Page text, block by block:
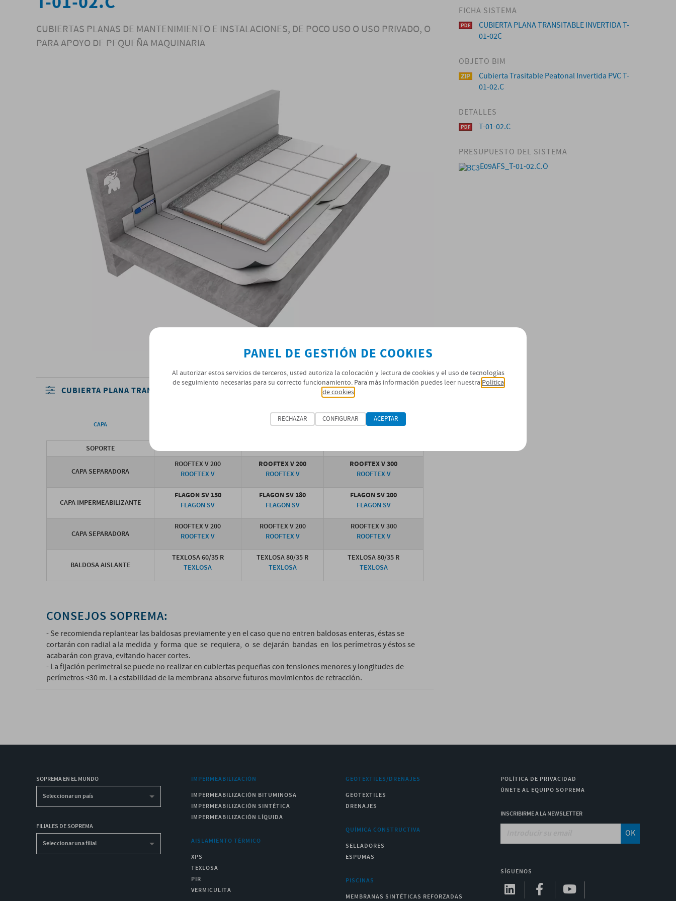
CUBIERTAS PLANAS DE MANTENIMIENTO E INSTALACIONES, DE POCO USO O USO PRIVADO, O
PARA APOYO DE PEQUEÑA MAQUINARIA
CUBIERTA PLANA TRANSITABLE INVERTIDA PVC T-01-02.C
CAPA
SOPORTE
CAPA SEPARADORA
ROOFTEX V 200
ROOFTEX V
ROOFTEX V 200
ROOFTEX V
ROOFTEX V 300
ROOFTEX V
CAPA IMPERMEABILIZANTE
FLAGON SV 150
FLAGON SV
FLAGON SV 180
FLAGON SV
FLAGON SV 200
FLAGON SV
CAPA SEPARADORA
ROOFTEX V 200
ROOFTEX V
ROOFTEX V 200
ROOFTEX V
ROOFTEX V 300
ROOFTEX V
BALDOSA AISLANTE
TEXLOSA 60/35 R
TEXLOSA
TEXLOSA 80/35 R
TEXLOSA
TEXLOSA 80/35 R
TEXLOSA
CONSEJOS SOPREMA:
- Se recomienda replantear las baldosas previamente y en el caso que no entren baldosas enteras, éstas se
cortarán con radial a la medida y forma que se requiera, o se dejarán bandas en los perímetros y éstos se
acabarán con grava, evitando hacer cortes.
- La fijación perimetral se puede no realizar en cubiertas pequeñas con tensiones menores y longitudes de
perímetros <30 m. La estabilidad de la membrana absorve futuros movimientos de retracción.
FICHA SISTEMA
CUBIERTA PLANA TRANSITABLE INVERTIDA T-
01-02C
OBJETO BIM
Cubierta Trasitable Peatonal Invertida PVC T-
01-02.C
DETALLES
T-01-02.C
PRESUPUESTO DEL SISTEMA
E09AFS_T-01-02.C.O
SOPREMA EN EL MUNDO
Seleccionar un país
FILIALES DE SOPREMA
Seleccionar una filial
IMPERMEABILIZACIÓN
IMPERMEABILIZACIÓN BITUMINOSA
IMPERMEABILIZACIÓN SINTÉTICA
IMPERMEABILIZACIÓN LÍQUIDA
AISLAMIENTO TÉRMICO
XPS
TEXLOSA
PIR
VERMICULITA
GEOTEXTILES/DRENAJES
GEOTEXTILES
DRENAJES
QUÍMICA CONSTRUCTIVA
SELLADORES
ESPUMAS
PISCINAS
MEMBRANAS SINTÉTICAS REFORZADAS
POLÍTICA DE PRIVACIDAD
ÚNETE AL EQUIPO SOPREMA
INSCRIBIRME A LA NEWSLETTER
OK
SÍGUENOS
PANEL DE GESTIÓN DE COOKIES
Al autorizar estos servicios de terceros, usted autoriza la colocación y lectura de cookies y el uso de tecnologías
de seguimiento necesarias para su correcto funcionamiento. Para más información puedes leer nuestra Política
de cookies
RECHAZAR CONFIGURAR ACEPTAR